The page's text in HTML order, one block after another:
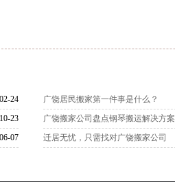
24
广饶居民搬家第一件事是什么？
23
广饶搬家公司盘点钢琴搬运解决方案
07
迁居无忧，只需找对广饶搬家公司